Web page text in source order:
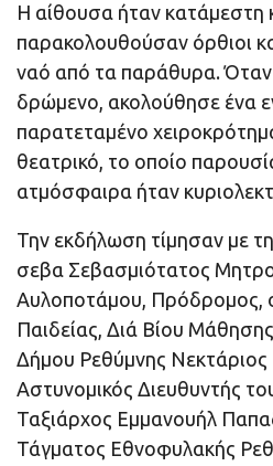
Η αίθουσα ήταν κατάμεστη
παρακολουθούσαν όρθιοι
ναό από τα παράθυρα. Όταν
δρώμενο, ακολούθησε ένα
παρατεταμένο
θεατρικό, το οποίο
ατμόσφαιρα ήταν
Την εκδήλωση τίμησαν με
σεβα Σεβασμιότατος
Αυλοποτάμου, Πρόδρομος,
Παιδείας, Διά Βίου
Δήμου Ρεθύμνης
Αστυνομικός Διευθυντής
Ταξιάρχος Εμμανουήλ
Τάγματος Εθνοφυλακής